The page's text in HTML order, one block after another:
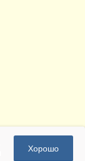
Хорошо